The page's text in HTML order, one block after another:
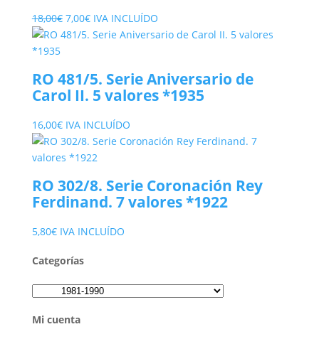
18,00€ El
precio
18,00€.
7,00€El
precio
7,00€.
IVA INCLUÍDO
RO 481/5. Serie Aniversario de
Carol II. 5 valores *1935
16,00€ IVA INCLUÍDO
RO 302/8. Serie Coronación Rey
Ferdinand. 7 valores *1922
5,80€ IVA INCLUÍDO
Categorías
Mi cuenta